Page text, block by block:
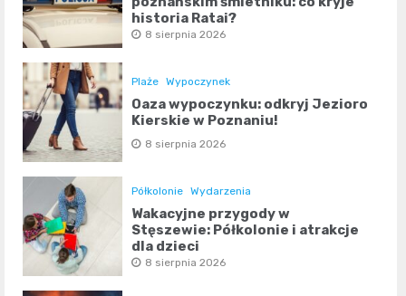
historia Rataj?
8 sierpnia 2026
Plaże Wypoczynek
Oaza wypoczynku: odkryj Jezioro
Kierskie w Poznaniu!
8 sierpnia 2026
Półkolonie Wydarzenia
Wakacyjne przygody w
Stęszewie: Półkolonie i atrakcje
dla dzieci
8 sierpnia 2026